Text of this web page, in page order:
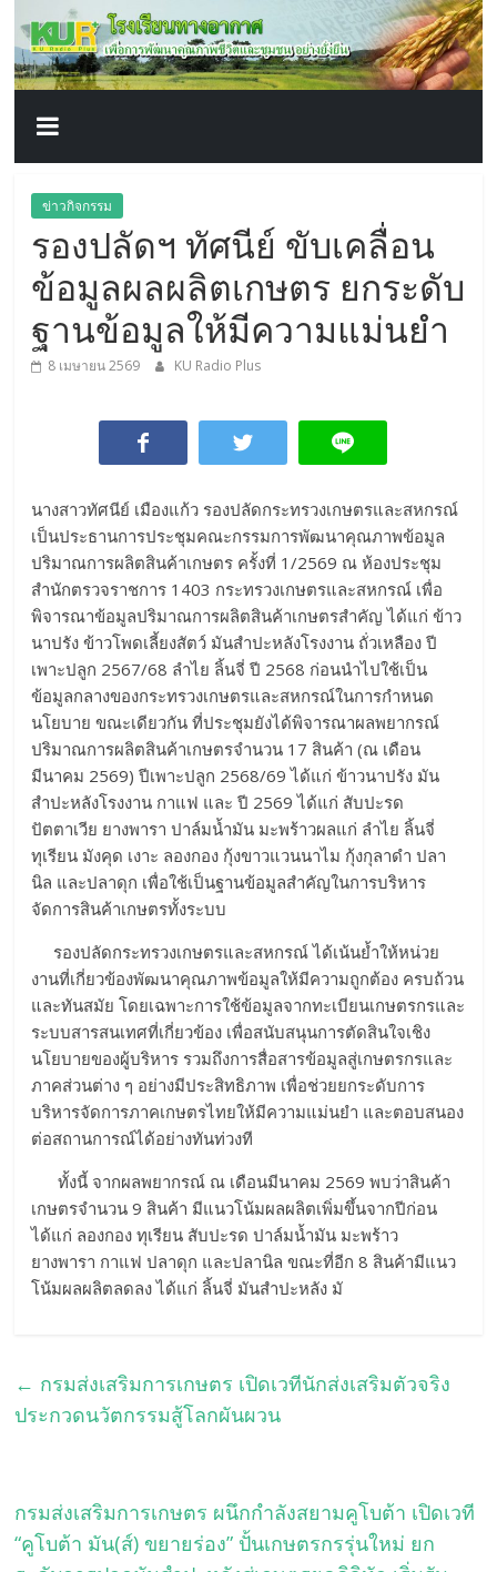
content
โรงเรียน
ทาง
อากาศ​
เพื่อ
พัฒนา
คุณภาพ
ชีวิต
ข่าวกิจกรรม
รองปลัดฯ ทัศนีย์ ขับเคลื่อน
ข้อมูลผลผลิตเกษตร ยกระดับ
ฐานข้อมูลให้มีความแม่นยำ
8 เมษายน 2569 KU Radio Plus
นางสาวทัศนีย์ เมืองแก้ว รองปลัดกระทรวงเกษตรและสหกรณ์
เป็นประธานการประชุมคณะกรรมการพัฒนาคุณภาพข้อมูล
ปริมาณการผลิตสินค้าเกษตร ครั้งที่ 1/2569 ณ ห้องประชุม
สำนักตรวจราชการ 1403 กระทรวงเกษตรและสหกรณ์ เพื่อ
พิจารณาข้อมูลปริมาณการผลิตสินค้าเกษตรสำคัญ ได้แก่ ข้าว
นาปรัง ข้าวโพดเลี้ยงสัตว์ มันสำปะหลังโรงงาน ถั่วเหลือง ปี
เพาะปลูก 2567/68 ลำไย ลิ้นจี่ ปี 2568 ก่อนนำไปใช้เป็น
ข้อมูลกลางของกระทรวงเกษตรและสหกรณ์ในการกำหนด
นโยบาย ขณะเดียวกัน ที่ประชุมยังได้พิจารณาผลพยากรณ์
ปริมาณการผลิตสินค้าเกษตรจำนวน 17 สินค้า (ณ เดือน
มีนาคม 2569) ปีเพาะปลูก 2568/69 ได้แก่ ข้าวนาปรัง มัน
สำปะหลังโรงงาน กาแฟ และ ปี 2569 ได้แก่ สับปะรด
ปัตตาเวีย ยางพารา ปาล์มน้ำมัน มะพร้าวผลแก่ ลำไย ลิ้นจี่
ทุเรียน มังคุด เงาะ ลองกอง กุ้งขาวแวนนาไม กุ้งกุลาดำ ปลา
นิล และปลาดุก เพื่อใช้เป็นฐานข้อมูลสำคัญในการบริหาร
จัดการสินค้าเกษตรทั้งระบบ
รองปลัดกระทรวงเกษตรและสหกรณ์ ได้เน้นย้ำให้หน่วย
งานที่เกี่ยวข้องพัฒนาคุณภาพข้อมูลให้มีความถูกต้อง ครบถ้วน
และทันสมัย โดยเฉพาะการใช้ข้อมูลจากทะเบียนเกษตรกรและ
ระบบสารสนเทศที่เกี่ยวข้อง เพื่อสนับสนุนการตัดสินใจเชิง
นโยบายของผู้บริหาร รวมถึงการสื่อสารข้อมูลสู่เกษตรกรและ
ภาคส่วนต่าง ๆ อย่างมีประสิทธิภาพ เพื่อช่วยยกระดับการ
บริหารจัดการภาคเกษตรไทยให้มีความแม่นยำ และตอบสนอง
ต่อสถานการณ์ได้อย่างทันท่วงที
ทั้งนี้ จากผลพยากรณ์ ณ เดือนมีนาคม 2569 พบว่าสินค้า
เกษตรจำนวน 9 สินค้า มีแนวโน้มผลผลิตเพิ่มขึ้นจากปีก่อน
ได้แก่ ลองกอง ทุเรียน สับปะรด ปาล์มน้ำมัน มะพร้าว
ยางพารา กาแฟ ปลาดุก และปลานิล ขณะที่อีก 8 สินค้ามีแนว
โน้มผลผลิตลดลง ได้แก่ ลิ้นจี่ มันสำปะหลัง มั
← กรมส่งเสริมการเกษตร เปิดเวทีนักส่งเสริมตัวจริง
ประกวดนวัตกรรมสู้โลกผันผวน
กรมส่งเสริมการเกษตร ผนึกกำลังสยามคูโบต้า เปิดเวที
“คูโบต้า มัน(ส์) ขยายร่อง” ปั้นเกษตรกรรุ่นใหม่ ยก